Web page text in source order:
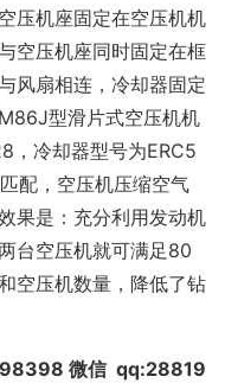
压机座固定在空压机机
空压机座同时固定在框
风扇相连，冷却器固定
M86J型滑片式空压机机
，冷却器型号为ERC5
配，空压机压缩空气
果是：充分利用发动机
台空压机就可满足80
空压机数量，降低了钻
微信qq:28819